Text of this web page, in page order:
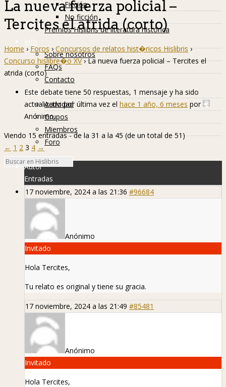
Ficción
No ficción
Premios Hislibris de literatura histórica
Info
Sobre nosotros
FAQs
Contacto
Hislibreños
Actividad
Grupos
Miembros
Foro
La nueva fuerza policial –
Tercites el atrida (corto)
Home › Foros › Concursos de relatos hist�ricos Hislibris ›
Concurso hislibre�o XV › La nueva fuerza policial – Tercites el
atrida (corto)
Este debate tiene 50 respuestas, 1 mensaje y ha sido
actualizado por última vez el hace 1 año, 6 meses por
Anónimo.
Viendo 15 entradas - de la 31 a la 45 (de un total de 51)
← 1 2 3 4 →
Autor
Entradas
17 noviembre, 2024 a las 21:36 #96684
Anónimo
Invitado
Hola Tercites,
Tu relato es original y tiene su gracia.
17 noviembre, 2024 a las 21:49 #85481
Anónimo
Invitado
Hola Tercites,